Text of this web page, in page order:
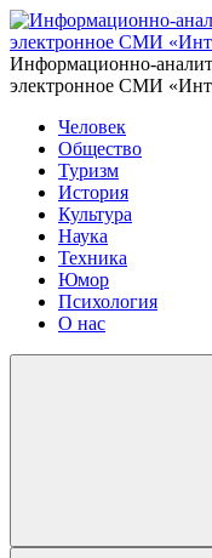
Информационно-
электронное СМИ
Человек
Общество
Туризм
История
Культура
Наука
Техника
Юмор
Психология
О нас